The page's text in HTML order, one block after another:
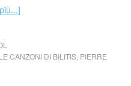
LE CANZONI DI BILITIS, PIERRE